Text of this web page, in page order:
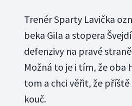
Trenér Sparty Lavička
beka Gila a stopera
defenzivy na pravé
Možná to je i tím, že oba
tom a chci věřit, že
kouč.